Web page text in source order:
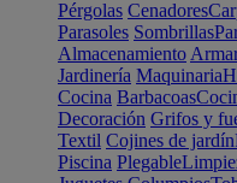
Pérgolas Cenadores
Parasoles Sombrillas
Almacenamiento
Jardinería Maquinaria
Cocina Barbacoas
Decoración Grifos y
Textil Cojines de jardín
Piscina Plegable